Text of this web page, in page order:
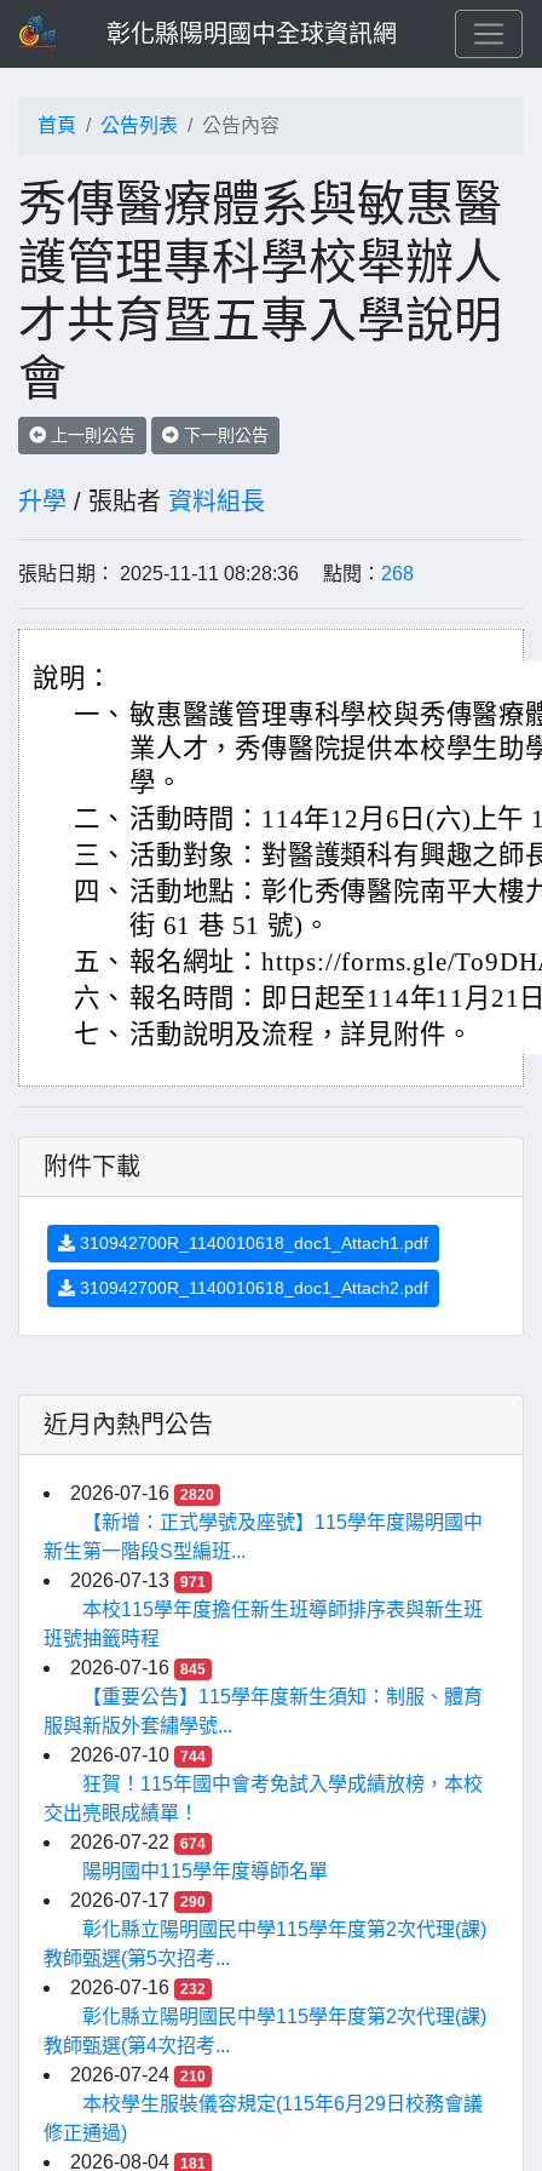
彰化縣陽明國中全球資訊網
首頁 公告列表 公告內容
秀傳醫療體系與敏惠醫
護管理專科學校舉辦人
才共育暨五專入學說明
會
上一則公告 下一則公告
升學 / 張貼者 資料組長
張貼日期： 2025-11-11 08:28:36 點閱： 268
說明：
一、 敏惠醫護管理專科學校與秀傳醫療
業人才，秀傳醫院提供本校學生助
學。
二、 活動時間：114年12月6日(六)上午
三、 活動對象：對醫護類科有興趣之師
四、 活動地點：彰化秀傳醫院南平大樓
街 61 巷 51 號)。
五、 報名網址：https://forms.gle/
六、 報名時間：即日起至114年11月21
七、 活動說明及流程，詳見附件。
附件下載
310942700R_1140010618_doc1_Attach1.pdf
310942700R_1140010618_doc1_Attach2.pdf
近月內熱門公告
2026-07-16 2820
【新增：正式學號及座號】115學年度陽明國中
新生第一階段S型編班...
2026-07-13
971
本校115學年度擔任新生班導師排序表與新生班
班號抽籤時程
2026-07-16
845
【重要公告】115學年度新生須知：制服、體育
服與新版外套繡學號...
2026-07-10
744
狂賀！115年國中會考免試入學成績放榜，本校
交出亮眼成績單！
2026-07-22
674
陽明國中115學年度導師名單
2026-07-17
290
彰化縣立陽明國民中學115學年度第2次代理(課)
教師甄選(第5次招考...
2026-07-16
232
彰化縣立陽明國民中學115學年度第2次代理(課)
教師甄選(第4次招考...
2026-07-24
210
本校學生服裝儀容規定(115年6月29日校務會議
修正通過)
2026-08-04
181